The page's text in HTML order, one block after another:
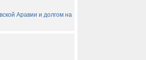
Аравии и долгом на